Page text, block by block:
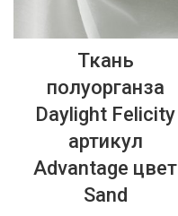
Ткань
полуорганза
Daylight Felicity
артикул
Advantage цвет
Sand